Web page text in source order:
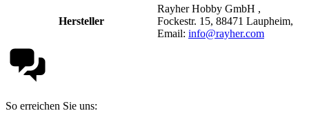
Hersteller
Rayher Hobby GmbH ,
Fockestr. 15, 88471 Laupheim,
Email: info@rayher.com
So erreichen Sie uns: